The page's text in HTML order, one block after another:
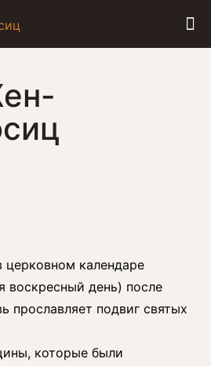
календаре
воскресный день) после
прославляет подвиг святых
которые были